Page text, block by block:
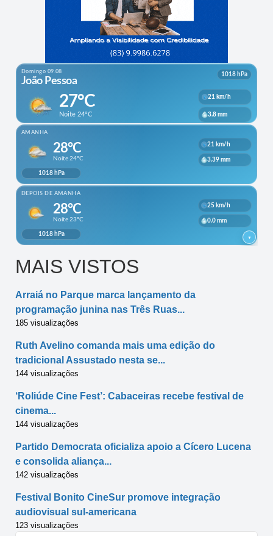
MAIS VISTOS
Arraiá no Parque marca lançamento da
programação junina nas Três Ruas...
185 visualizações
Ruth Avelino comanda mais uma edição do
tradicional Assustado nesta se...
144 visualizações
‘Roliúde Cine Fest’: Cabaceiras recebe festival de
cinema...
144 visualizações
Partido Democrata oficializa apoio a Cícero Lucena
e consolida aliança...
142 visualizações
Festival Bonito CineSur promove integração
audiovisual sul-americana
123 visualizações